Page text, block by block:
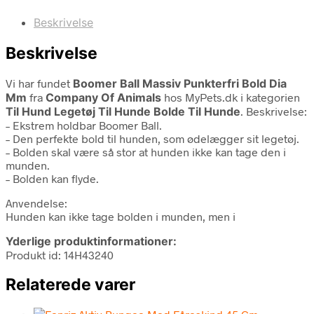
Beskrivelse
Beskrivelse
Vi har fundet Boomer Ball Massiv Punkterfri Bold Dia
Mm fra Company Of Animals hos MyPets.dk i kategorien
Til Hund Legetøj Til Hunde Bolde Til Hunde. Beskrivelse:
– Ekstrem holdbar Boomer Ball.
– Den perfekte bold til hunden, som ødelægger sit legetøj.
– Bolden skal være så stor at hunden ikke kan tage den i
munden.
– Bolden kan flyde.
Anvendelse:
Hunden kan ikke tage bolden i munden, men i
Yderlige produktinformationer:
Produkt id: 14H43240
Relaterede varer